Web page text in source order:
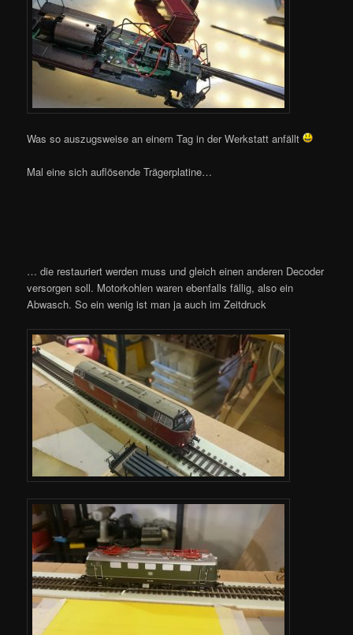
Was so auszugsweise an einem Tag in der Werkstatt anfällt
Mal eine sich auflösende Trägerplatine…
… die restauriert werden muss und gleich einen anderen Decoder
versorgen soll. Motorkohlen waren ebenfalls fällig, also ein
Abwasch. So ein wenig ist man ja auch im Zeitdruck